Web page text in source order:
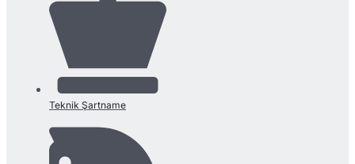
Teknik Şartname